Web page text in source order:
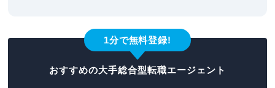
1分で無料登録!
おすすめの大手総合型転職エージェント